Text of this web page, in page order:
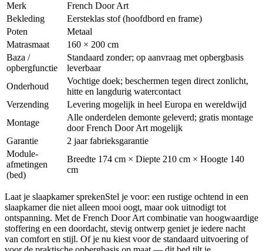
Merk
French Door Art
Bekleding
Eersteklas stof (hoofdbord en frame)
Poten
Metaal
Matrasmaat
160 × 200 cm
Baza /
opbergfunctie
Standaard zonder; op aanvraag met opbergbasis
leverbaar
Onderhoud
Vochtige doek; beschermen tegen direct zonlicht,
hitte en langdurig watercontact
Verzending
Levering mogelijk in heel Europa en wereldwijd
Montage
Alle onderdelen demonte geleverd; gratis montage
door French Door Art mogelijk
Garantie
2 jaar fabrieksgarantie
Module-
afmetingen
(bed)
Breedte 174 cm × Diepte 210 cm × Hoogte 140
cm
Laat je slaapkamer sprekenStel je voor: een rustige ochtend in een
slaapkamer die niet alleen mooi oogt, maar ook uitnodigt tot
ontspanning. Met de French Door Art combinatie van hoogwaardige
stoffering en een doordacht, stevig ontwerp geniet je iedere nacht
van comfort en stijl. Of je nu kiest voor de standaard uitvoering of